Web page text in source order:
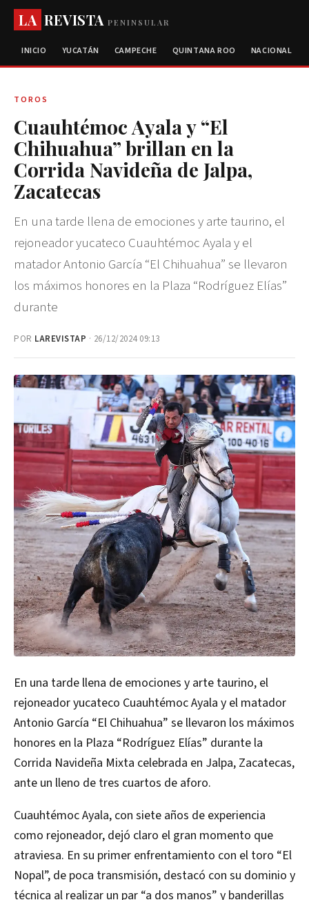
LA REVISTAPENINSULAR
INICIO YUCATÁN CAMPECHE QUINTANA ROO NACIONAL
TOROS
Cuauhtémoc Ayala y “El
Chihuahua” brillan en la
Corrida Navideña de Jalpa,
Zacatecas
En una tarde llena de emociones y arte taurino, el
rejoneador yucateco Cuauhtémoc Ayala y el
matador Antonio García “El Chihuahua” se llevaron
los máximos honores en la Plaza “Rodríguez Elías”
durante
POR LAREVISTAP · 26/12/2024 09:13
En una tarde llena de emociones y arte taurino, el
rejoneador yucateco Cuauhtémoc Ayala y el matador
Antonio García “El Chihuahua” se llevaron los máximos
honores en la Plaza “Rodríguez Elías” durante la
Corrida Navideña Mixta celebrada en Jalpa, Zacatecas,
ante un lleno de tres cuartos de aforo.
Cuauhtémoc Ayala, con siete años de experiencia
como rejoneador, dejó claro el gran momento que
atraviesa. En su primer enfrentamiento con el toro “El
Nopal”, de poca transmisión, destacó con su dominio y
técnica al realizar un par “a dos manos” y banderillas